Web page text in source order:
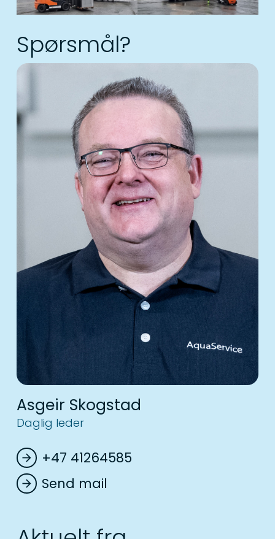
Spørsmål?
Asgeir Skogstad
Daglig leder
arrow_forward +47 41264585
arrow_forward Send mail